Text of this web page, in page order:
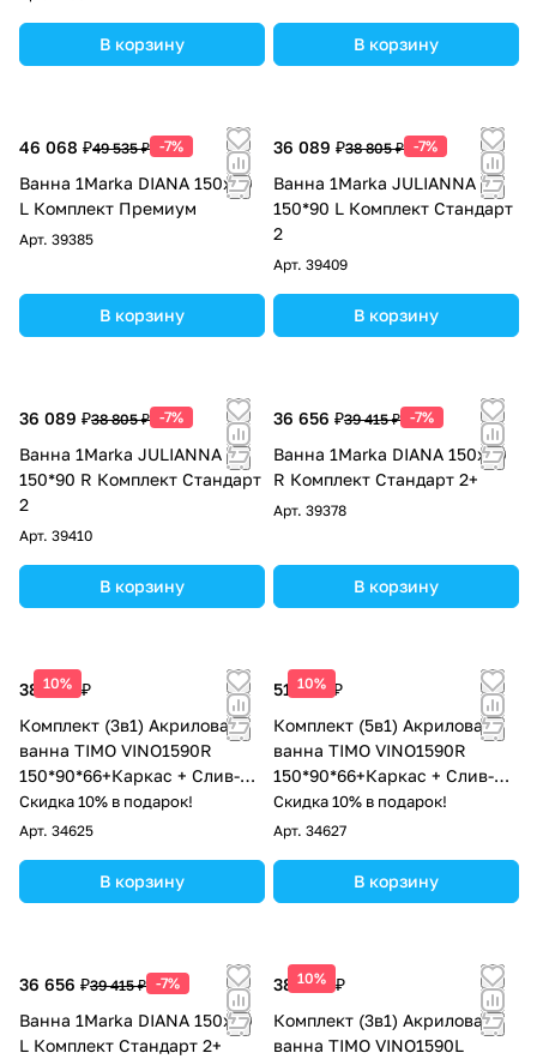
В корзину В корзину
46 068 ₽49 535 ₽ -7%
Ванна 1Marka DIANA 150x90
L Комплект Премиум
Арт. 39385
В корзину
36 089 ₽38 805 ₽ -7%
Ванна 1Marka JULIANNA
150*90 L Комплект Стандарт
2
Арт. 39409
В корзину
36 089 ₽38 805 ₽ -7%
Ванна 1Marka JULIANNA
150*90 R Комплект Стандарт
2
Арт. 39410
В корзину
36 656 ₽39 415 ₽ -7%
Ванна 1Marka DIANA 150x90
R Комплект Стандарт 2+
Арт. 39378
В корзину
10%
38 900 ₽
Комплект (3в1) Акриловая
ванна TIMO VINO1590R
150*90*66+Каркас + Слив-
перелив
Скидка 10% в подарок!
Арт. 34625
В корзину
10%
51 900 ₽
Комплект (5в1) Акриловая
ванна TIMO VINO1590R
150*90*66+Каркас + Слив-
перелив+Фронтальная
панель+Торцевая панель
Скидка 10% в подарок!
Арт. 34627
В корзину
36 656 ₽39 415 ₽ -7%
Ванна 1Marka DIANA 150x90
L Комплект Стандарт 2+
10%
38 900 ₽
Комплект (3в1) Акриловая
ванна TIMO VINO1590L